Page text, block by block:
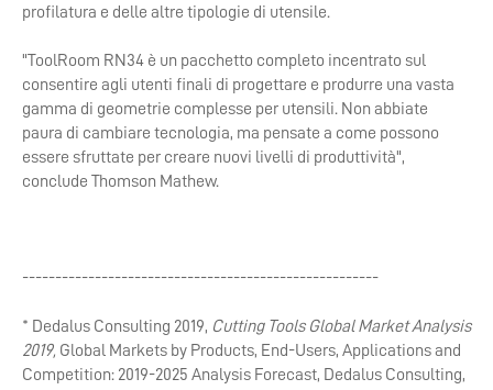
profilatura e delle altre tipologie di utensile.
"ToolRoom RN34 è un pacchetto completo incentrato sul
consentire agli utenti finali di progettare e produrre una vasta
gamma di geometrie complesse per utensili. Non abbiate
paura di cambiare tecnologia, ma pensate a come possono
essere sfruttate per creare nuovi livelli di produttività",
conclude Thomson Mathew.
------------------------------------------------------
* Dedalus Consulting 2019, Cutting Tools Global Market Analysis
2019, Global Markets by Products, End-Users, Applications and
Competition: 2019-2025 Analysis Forecast, Dedalus Consulting,